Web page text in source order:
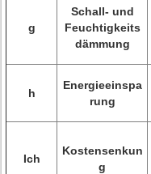
g
Schall- und
Feuchtigkeits
dämmung
h
Energieeinspa
rung
Ich
Kostensenkun
g